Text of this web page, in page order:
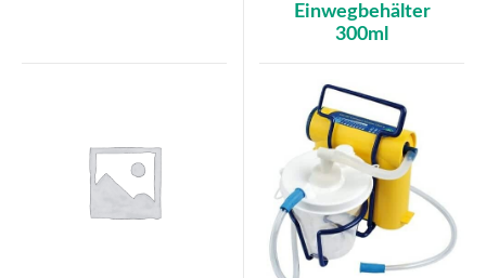
Einwegbehälter
300ml